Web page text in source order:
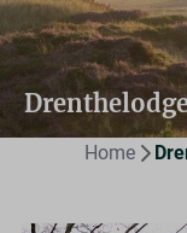
Home